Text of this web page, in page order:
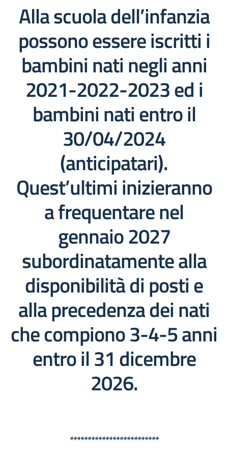
Alla scuola dell’infanzia
possono essere iscritti i
bambini nati negli anni
2021-2022-2023 ed i
bambini nati entro il
30/04/2024
(anticipatari).
Quest’ultimi inizieranno
a frequentare nel
gennaio 2027
subordinatamente alla
disponibilità di posti e
alla precedenza dei nati
che compiono 3-4-5 anni
entro il 31 dicembre
2026.
*************************